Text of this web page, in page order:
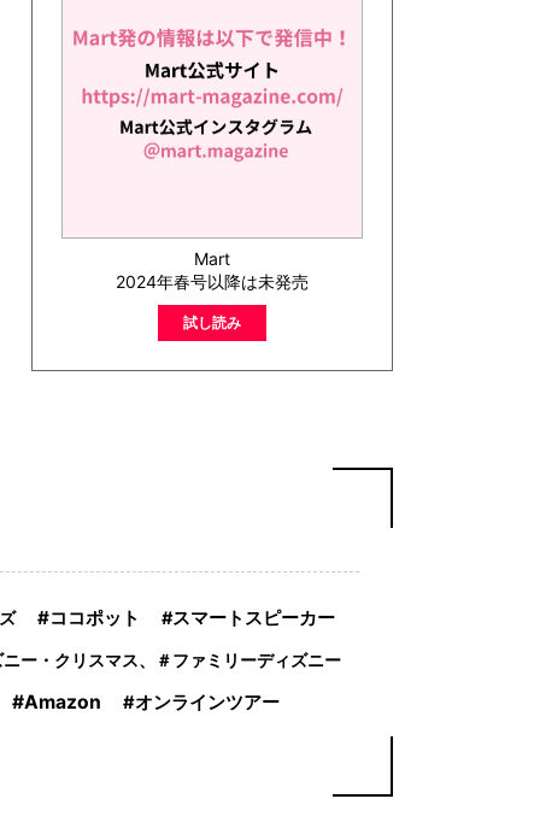
Mart
2024年春号以降は未発売
試し読み
ココポット スマートスピーカー
ー・クリスマス、＃ファミリーディズニー
Amazon オンラインツアー